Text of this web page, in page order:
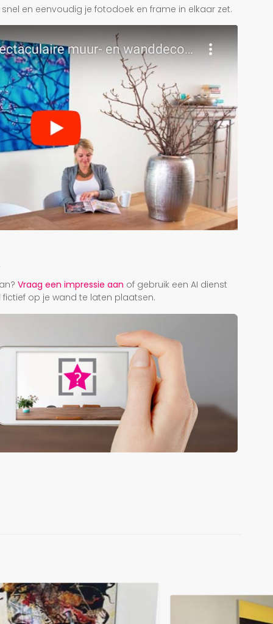
en eenvoudig je fotodoek en frame in elkaar zet.
Vraag een impressie aan of gebruik een AI dienst
op je wand te laten plaatsen.